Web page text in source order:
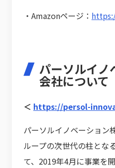
・Amazonページ：
パーソルイノ
会社について
＜ https://persol-
パーソルイノベーション
ループの次世代の柱とな
て、2019年4月に事業を